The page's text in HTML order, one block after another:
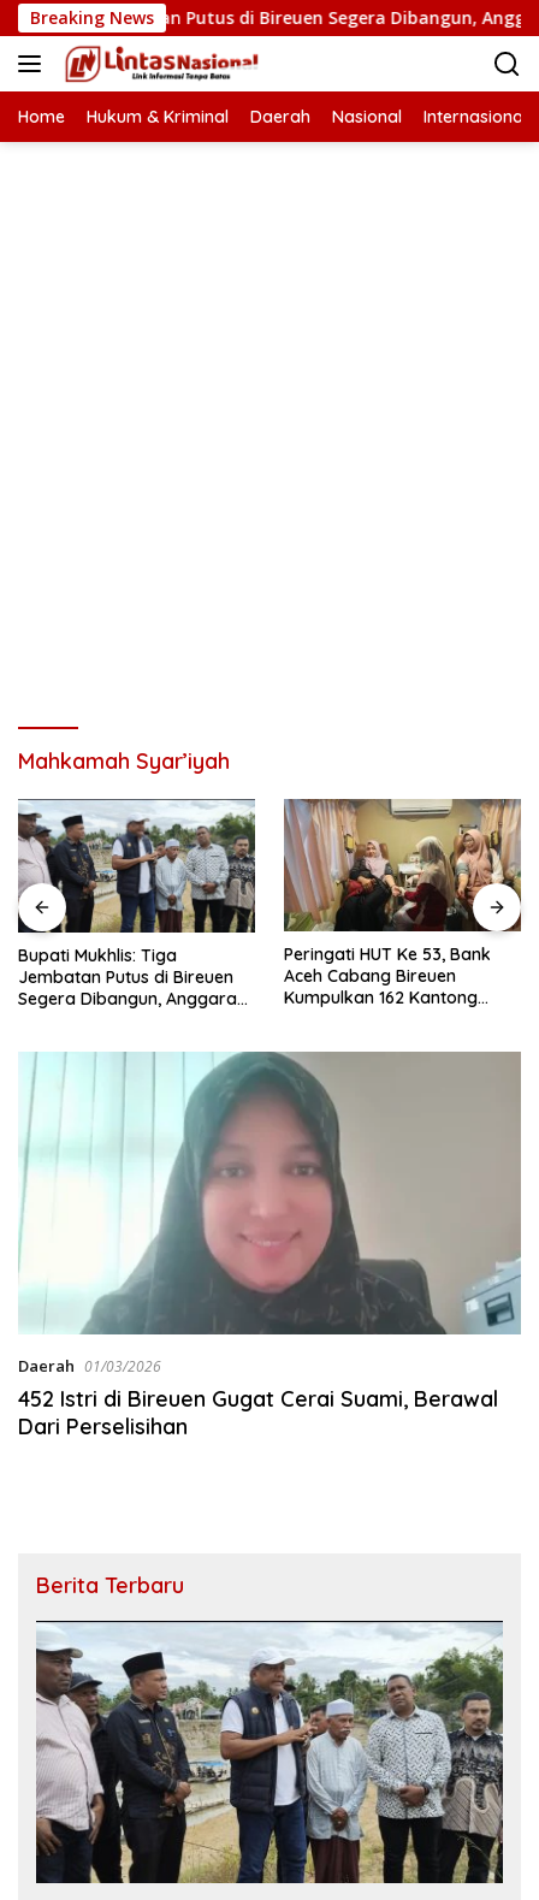
Langsung
ke
konten
Breaking News
Tiga Jembatan Putus di Bireuen Segera Dibangun, Anggaran
Home Hukum & Kriminal Daerah Nasional Internasional
Mahkamah Syar’iyah
Peringati HUT Ke 53, Bank
Aceh Cabang Bireuen
Kumpulkan 162 Kantong
Wapres Gibran Apresiasi
Percepatan Pembangunan
Pasca Bencana di Bireuen
Daerah 01/03/2026
452 Istri di Bireuen Gugat Cerai Suami, Berawal
Dari Perselisihan
Berita Terbaru